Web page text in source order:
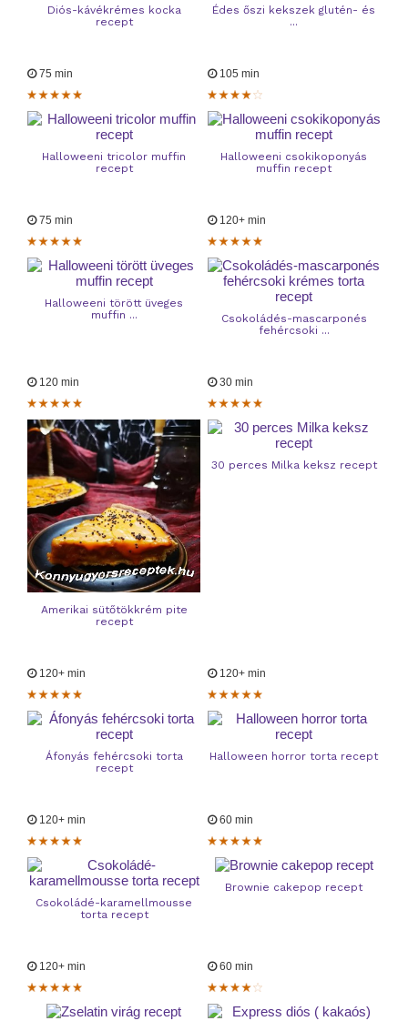
Diós-kávékrémes kocka
recept
Édes őszi kekszek glutén- és
...
75 min
Halloweeni tricolor muffin
recept
105 min
Halloweeni csokikoponyás
muffin recept
75 min
Halloweeni törött üveges
muffin ...
120+ min
Csokoládés-mascarponés
fehércsoki ...
120 min
Amerikai sütőtökkrém pite
recept
30 min
30 perces Milka keksz recept
120+ min
Áfonyás fehércsoki torta
recept
120+ min
Halloween horror torta recept
120+ min
Csokoládé-karamellmousse
torta recept
60 min
Brownie cakepop recept
120+ min 60 min